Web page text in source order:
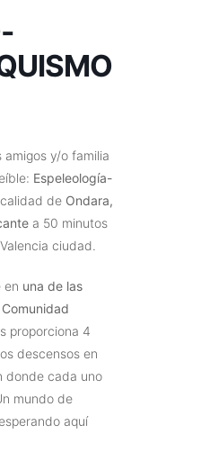
y/o familia
Espeleología-
de Ondara,
a 50 minutos
ciudad.
en una de las
proporciona 4
descensos en
donde cada uno
mundo de
aquí